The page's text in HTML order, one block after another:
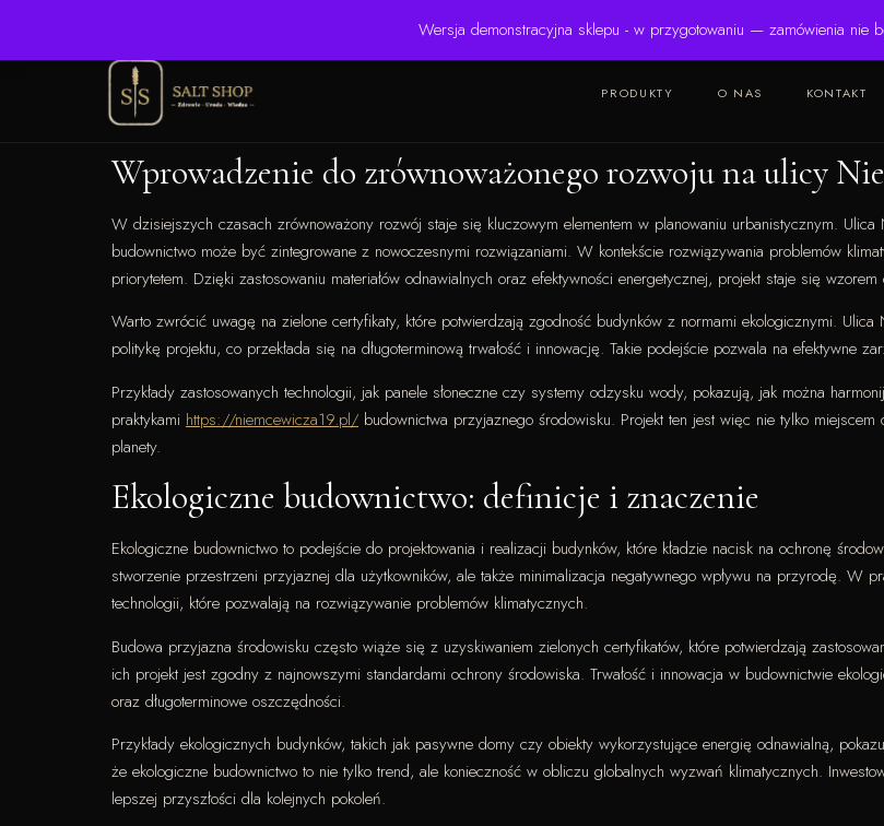
Wersja demonstracyjna sklepu - w przygotowaniu — zamówienia nie
✉ krzysztof.lipinski@salinarium.com
PRODUKTY O NAS KONTAKT
Wprowadzenie do zrównoważonego rozwoju na ulicy
W dzisiejszych czasach zrównoważony rozwój staje się kluczowym elementem w planowaniu urbanistycznym. Ulica
budownictwo może być zintegrowane z nowoczesnymi rozwiązaniami. W kontekście rozwiązywania problemów
priorytetem. Dzięki zastosowaniu materiałów odnawialnych oraz efektywności energetycznej, projekt staje się
Warto zwrócić uwagę na zielone certyfikaty, które potwierdzają zgodność budynków z normami ekologicznymi.
politykę projektu, co przekłada się na długoterminową trwałość i innowację. Takie podejście pozwala na efektywne
Przykłady zastosowanych technologii, jak panele słoneczne czy systemy odzysku wody, pokazują, jak można
praktykami https://niemcewicza19.pl/ budownictwa przyjaznego środowisku. Projekt ten jest więc nie tylko
planety.
Ekologiczne budownictwo: definicje i znaczenie
Ekologiczne budownictwo to podejście do projektowania i realizacji budynków, które kładzie nacisk na ochronę
stworzenie przestrzeni przyjaznej dla użytkowników, ale także minimalizacja negatywnego wpływu na przyrodę. W
technologii, które pozwalają na rozwiązywanie problemów klimatycznych.
Budowa przyjazna środowisku często wiąże się z uzyskiwaniem zielonych certyfikatów, które potwierdzają
ich projekt jest zgodny z najnowszymi standardami ochrony środowiska. Trwałość i innowacja w budownictwie
oraz długoterminowe oszczędności.
Przykłady ekologicznych budynków, takich jak pasywne domy czy obiekty wykorzystujące energię odnawialną,
że ekologiczne budownictwo to nie tylko trend, ale konieczność w obliczu globalnych wyzwań klimatycznych.
lepszej przyszłości dla kolejnych pokoleń.